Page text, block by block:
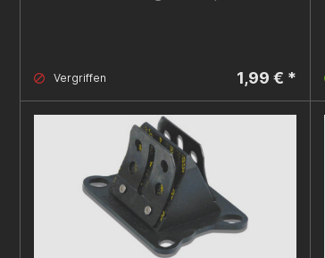
Vergriffen 1,99 € *